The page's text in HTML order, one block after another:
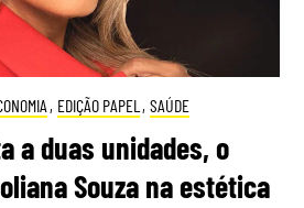
, EDIÇÃO PAPEL , SAÚDE
a duas unidades, o
Souza na estética